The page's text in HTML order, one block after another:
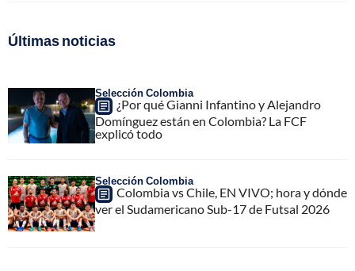
Últimas noticias
Selección Colombia
¿Por qué Gianni Infantino y Alejandro
Domínguez están en Colombia? La FCF
explicó todo
Selección Colombia
Colombia vs Chile, EN VIVO; hora y dónde
ver el Sudamericano Sub-17 de Futsal 2026